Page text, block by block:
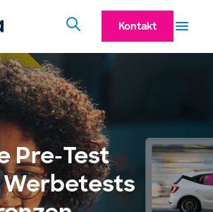
Kontakt
Pre-Test